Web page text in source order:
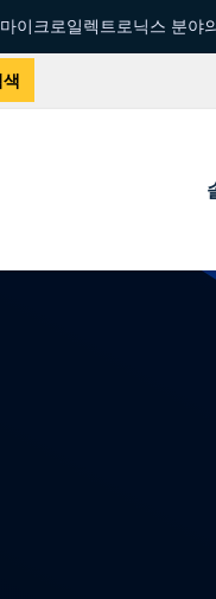
마이크로일렉트로닉스 분야